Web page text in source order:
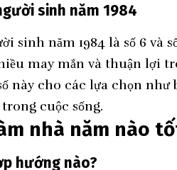
sinh năm 1984
sinh năm 1984 là số 6 và
may mắn và thuận lợi
này cho các lựa chọn như
cuộc sống.
nhà năm nào
hướng nào?